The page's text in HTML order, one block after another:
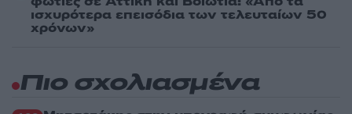
ισχυρότερα επεισόδια των τελευταίων 50
χρόνων»
Πιο σχολιασμένα